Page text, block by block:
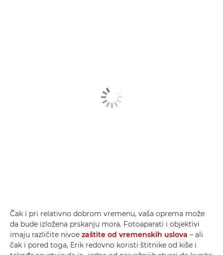
Čak i pri relativno dobrom vremenu, vaša oprema može
da bude izložena prskanju mora. Fotoaparati i objektivi
imaju različite nivoe zaštite od vremenskih uslova – ali
čak i pored toga, Erik redovno koristi štitnike od kiše i